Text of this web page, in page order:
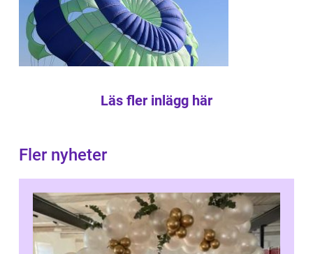
Läs fler inlägg här
Fler nyheter